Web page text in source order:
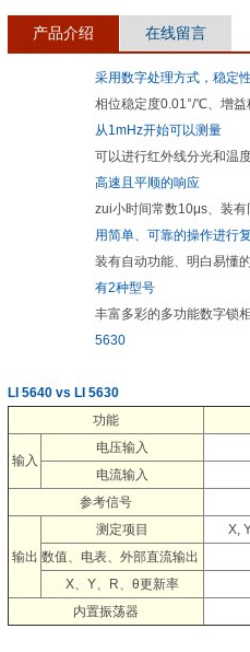
产品介绍 在线留言
采用数字处理方式，稳定
相位稳定度0.01°/℃、增
从1mHz开始可以测量
可以进行红外线分光和温
高速且平顺的响应
zui小时间常数10μs、装
用简单、可靠的操作进行
装有自动功能、明白易懂
有2种型号
丰富多彩的多功能数字锁
5630
LI 5640 vs LI 5630
功能
输入
电压输入
电流输入
参考信号
输出
测定项目
X,
数值、电表、外部直流输出
X、Y、R、θ更新率
内置振荡器